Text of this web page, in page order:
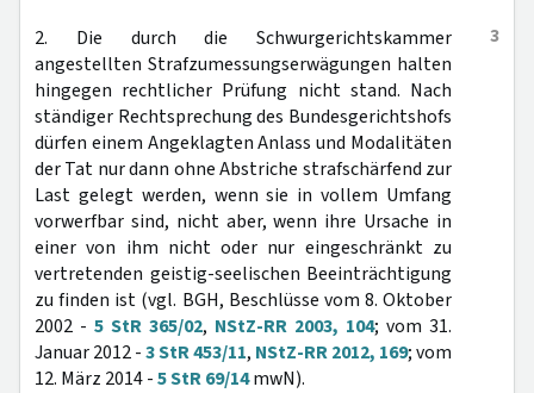
3
2. Die durch die Schwurgerichtskammer
angestellten Strafzumessungserwägungen halten
hingegen rechtlicher Prüfung nicht stand. Nach
ständiger Rechtsprechung des Bundesgerichtshofs
dürfen einem Angeklagten Anlass und Modalitäten
der Tat nur dann ohne Abstriche strafschärfend zur
Last gelegt werden, wenn sie in vollem Umfang
vorwerfbar sind, nicht aber, wenn ihre Ursache in
einer von ihm nicht oder nur eingeschränkt zu
vertretenden geistig-seelischen Beeinträchtigung
zu finden ist (vgl. BGH, Beschlüsse vom 8. Oktober
2002 - 5 StR 365/02, NStZ-RR 2003, 104; vom 31.
Januar 2012 -3 StR 453/11, NStZ-RR 2012, 169; vom
12. März 2014 -5 StR 69/14mwN).